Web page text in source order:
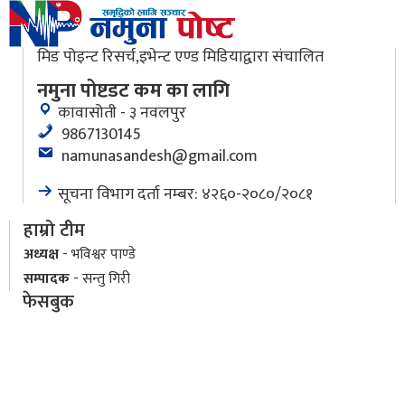
मिड पोइन्ट रिसर्च,इभेन्ट एण्ड मिडियाद्वारा संचालित
नमुना पोष्टडट कम का लागि
कावासोती - ३ नवलपुर
9867130145
namunasandesh@gmail.com
सूचना विभाग दर्ता नम्बर: ४२६०-२०८०/२०८१
हाम्रो टीम
अध्यक्ष- भविश्वर पाण्डे
सम्पादक- सन्तु गिरी
फेसबुक